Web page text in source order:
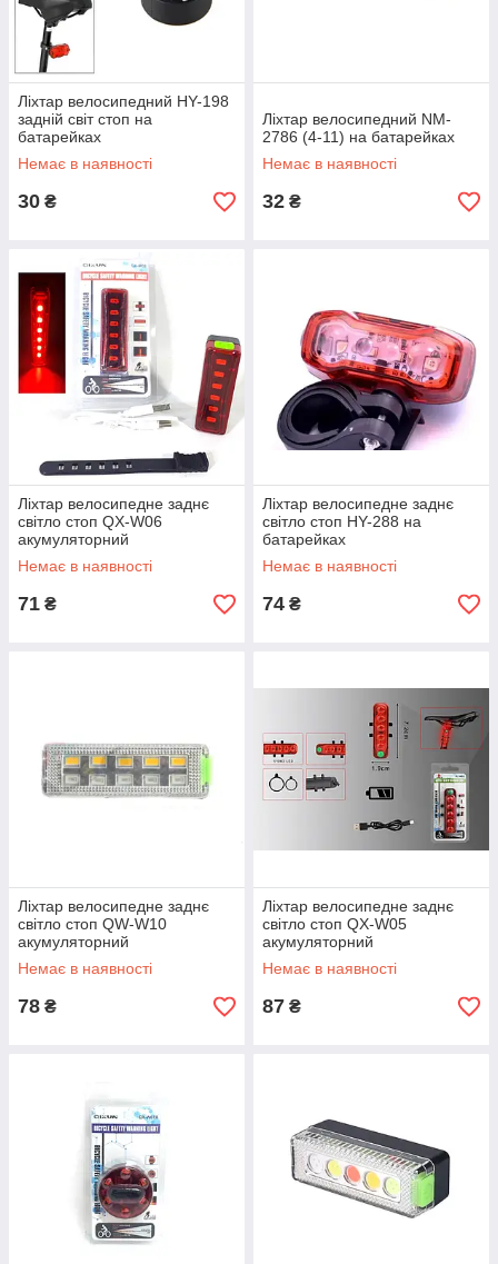
Ліхтар велосипедний HY-198
задній світ стоп на
батарейках
Немає в наявності
30 ₴
Ліхтар велосипедний NM-
2786 (4-11) на батарейках
Немає в наявності
32 ₴
Ліхтар велосипедне заднє
світло стоп QX-W06
акумуляторний
Немає в наявності
71 ₴
Ліхтар велосипедне заднє
світло стоп HY-288 на
батарейках
Немає в наявності
74 ₴
Ліхтар велосипедне заднє
світло стоп QW-W10
акумуляторний
Немає в наявності
78 ₴
Ліхтар велосипедне заднє
світло стоп QX-W05
акумуляторний
Немає в наявності
87 ₴